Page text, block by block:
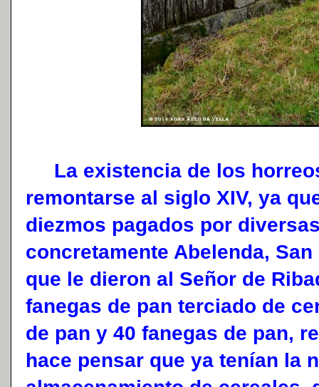
La existencia de los
remontarse al siglo XIV, ya
diezmos pagados por
concretamente Abelenda,
que le dieron al Señor de
fanegas de pan terciado de
de pan y 40 fanegas de pan,
hace pensar que ya tenían la